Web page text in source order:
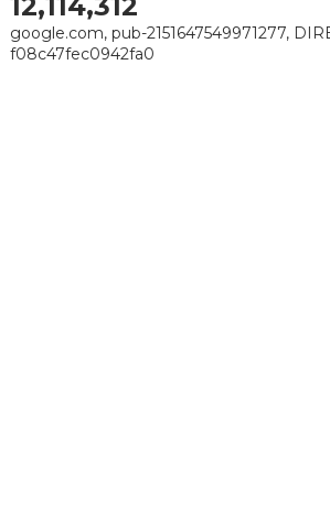
google.com, pub-2151647549971277,
f08c47fec0942fa0